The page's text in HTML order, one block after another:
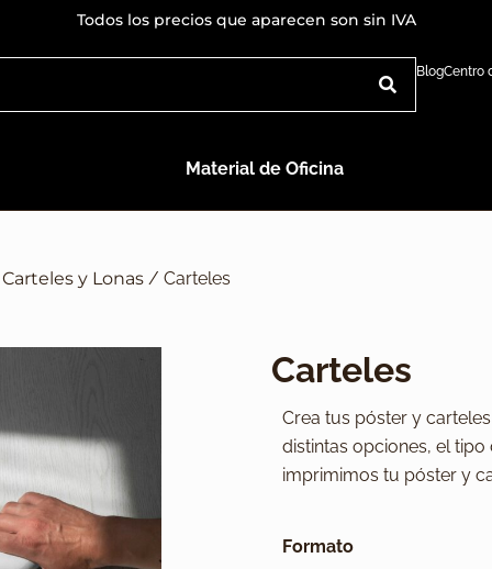
Todos los precios que aparecen son sin IVA
BlogCentro
Material de Oficina
Carteles y Lonas / Carteles
Carteles
Crea tus póster y
distintas opciones, el
imprimimos tu póster y
Formato